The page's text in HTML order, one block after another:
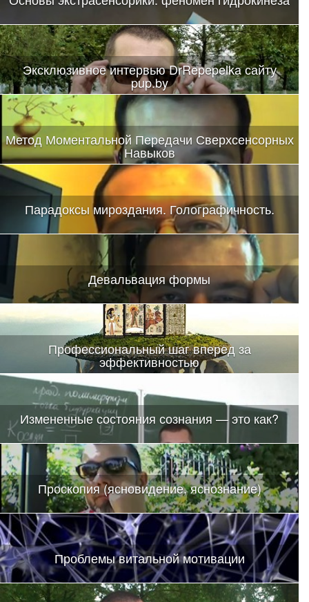
Эксклюзивное интервью DrRepepelka сайту
pup.by
Метод Моментальной Передачи Сверхсенсорных
Навыков
Парадоксы мироздания. Голографичность.
Девальвация формы
Профессиональный шаг вперед за
эффективностью
Измененные состояния сознания — это как?
Проскопия (ясновидение, яснознание)
Проблемы витальной мотивации